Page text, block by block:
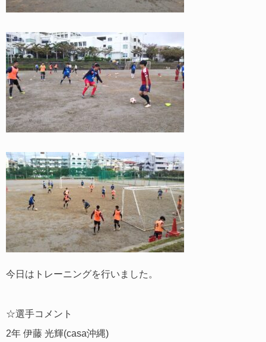
今日はトレーニングを行いました。
☆選手コメント
2年 伊藤 光輝(casa沖縄)